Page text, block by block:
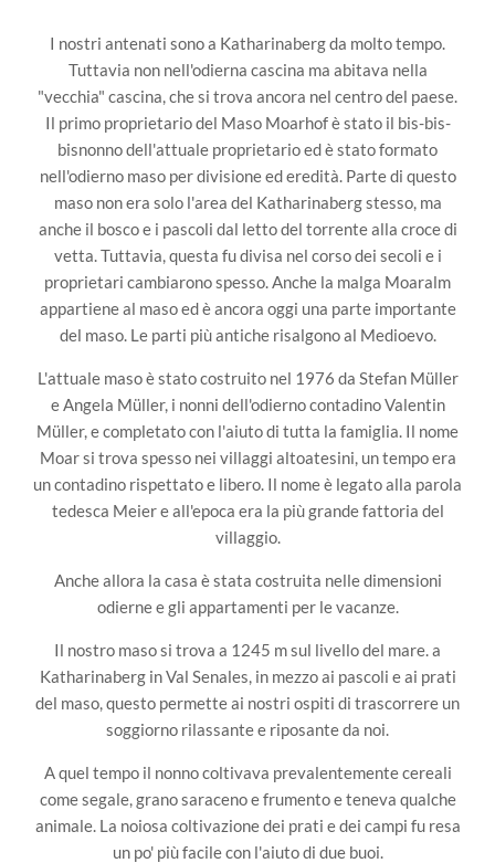
I nostri antenati sono a Katharinaberg da molto tempo.
Tuttavia non nell'odierna cascina ma abitava nella
"vecchia" cascina, che si trova ancora nel centro del paese.
Il primo proprietario del Maso Moarhof è stato il bis-bis-
bisnonno dell'attuale proprietario ed è stato formato
nell'odierno maso per divisione ed eredità. Parte di questo
maso non era solo l'area del Katharinaberg stesso, ma
anche il bosco e i pascoli dal letto del torrente alla croce di
vetta. Tuttavia, questa fu divisa nel corso dei secoli e i
proprietari cambiarono spesso. Anche la malga Moaralm
appartiene al maso ed è ancora oggi una parte importante
del maso. Le parti più antiche risalgono al Medioevo.
L'attuale maso è stato costruito nel 1976 da Stefan Müller
e Angela Müller, i nonni dell'odierno contadino Valentin
Müller, e completato con l'aiuto di tutta la famiglia. Il nome
Moar si trova spesso nei villaggi altoatesini, un tempo era
un contadino rispettato e libero. Il nome è legato alla parola
tedesca Meier e all'epoca era la più grande fattoria del
villaggio.
Anche allora la casa è stata costruita nelle dimensioni
odierne e gli appartamenti per le vacanze.
Il nostro maso si trova a 1245 m sul livello del mare. a
Katharinaberg in Val Senales, in mezzo ai pascoli e ai prati
del maso, questo permette ai nostri ospiti di trascorrere un
soggiorno rilassante e riposante da noi.
A quel tempo il nonno coltivava prevalentemente cereali
come segale, grano saraceno e frumento e teneva qualche
animale. La noiosa coltivazione dei prati e dei campi fu resa
un po' più facile con l'aiuto di due buoi.